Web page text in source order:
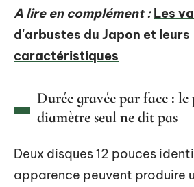
A lire en complément : Les
d'arbustes du Japon et leurs
caractéristiques
Durée gravée par face :
diamètre seul ne dit pas
Deux disques 12 pouces
apparence peuvent produire